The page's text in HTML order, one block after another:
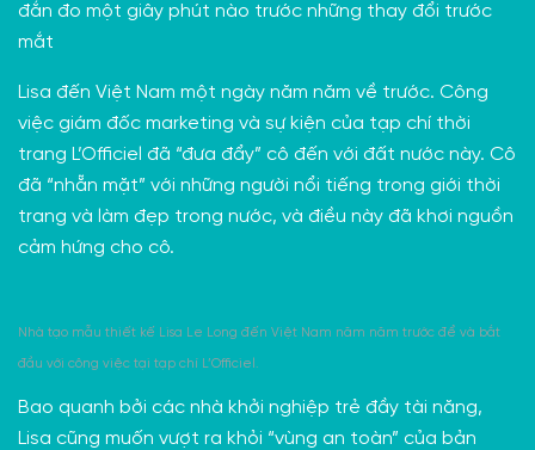
đắn đo một giây phút nào trước những thay đổi trước
mắt
Lisa đến Việt Nam một ngày năm năm về trước. Công
việc giám đốc marketing và sự kiện của tạp chí thời
trang L’Officiel đã “đưa đẩy” cô đến với đất nước này. Cô
đã “nhẵn mặt” với những người nổi tiếng trong giới thời
trang và làm đẹp trong nước, và điều này đã khơi nguồn
cảm hứng cho cô.
Nhà tạo mẫu thiết kế Lisa Le Long đến Việt Nam năm năm trước để và bắt
đầu với công việc tại tạp chí L’Officiel.
Bao quanh bởi các nhà khởi nghiệp trẻ đầy tài năng,
Lisa cũng muốn vượt ra khỏi “vùng an toàn” của bản